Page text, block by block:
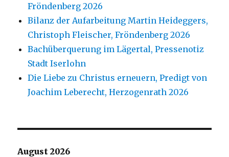
Fröndenberg 2026
Bilanz der Aufarbeitung Martin Heideggers,
Christoph Fleischer, Fröndenberg 2026
Bachüberquerung im Lägertal, Pressenotiz
Stadt Iserlohn
Die Liebe zu Christus erneuern, Predigt von
Joachim Leberecht, Herzogenrath 2026
August 2026